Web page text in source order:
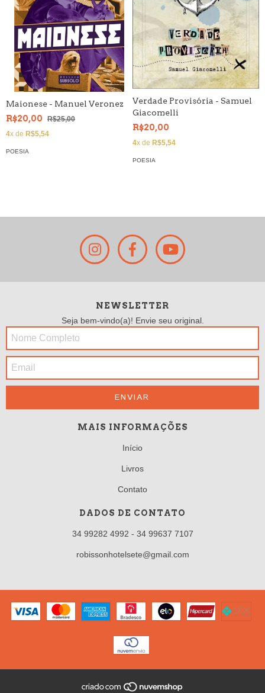
Maionese - Manuel Veronez
R$20,00
R$25,00
4x de R$5,54
POESIA
Verdade Provisória - Samuel
Giacomelli
R$20,00
4x de R$5,54
POESIA
NEWSLETTER
Seja bem-vindo(a)! Envie seu original.
MAIS INFORMAÇÕES
Início
Livros
Contato
DADOS DE CONTATO
34 99282 4992 - 34 99637 7107
robissonhotelsete@gmail.com